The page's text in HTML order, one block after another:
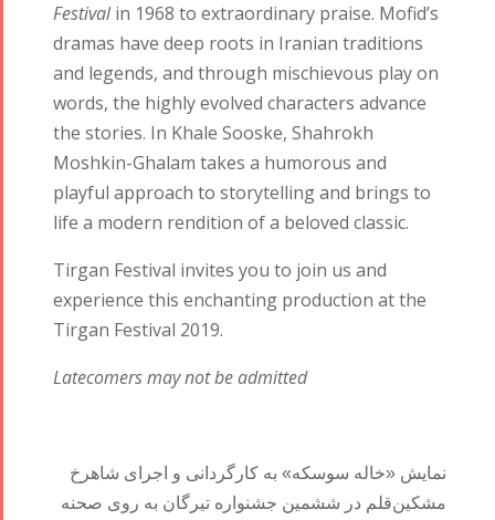
Festivalin 1968 to extraordinary praise. Mofid’s
dramas have deep roots in Iranian traditions
and legends, and through mischievous play on
words, the highly evolved characters advance
the stories. In Khale Sooske, Shahrokh
Moshkin-Ghalam takes a humorous and
playful approach to storytelling and brings to
life a modern rendition of a beloved classic.
Tirgan Festival invites you to join us and
experience this enchanting production at the
Tirgan Festival 2019.
Latecomers may not be admitted
نمایش «خاله سوسکه» به کارگردانی و اجرای شاهرخ
مشکین‌قلم در ششمین جشنواره تیرگان به روی صحنه